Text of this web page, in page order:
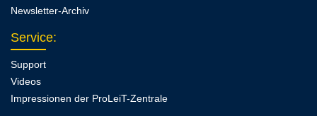
Newsletter-Archiv
Service:
Support
Videos
Impressionen der ProLeiT-Zentrale